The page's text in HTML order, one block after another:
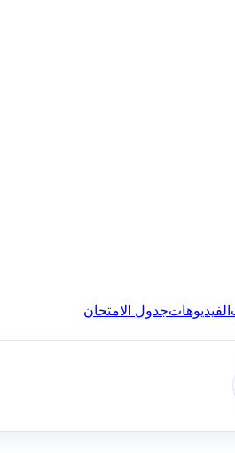
الفيديوهاتجدول الامتحان